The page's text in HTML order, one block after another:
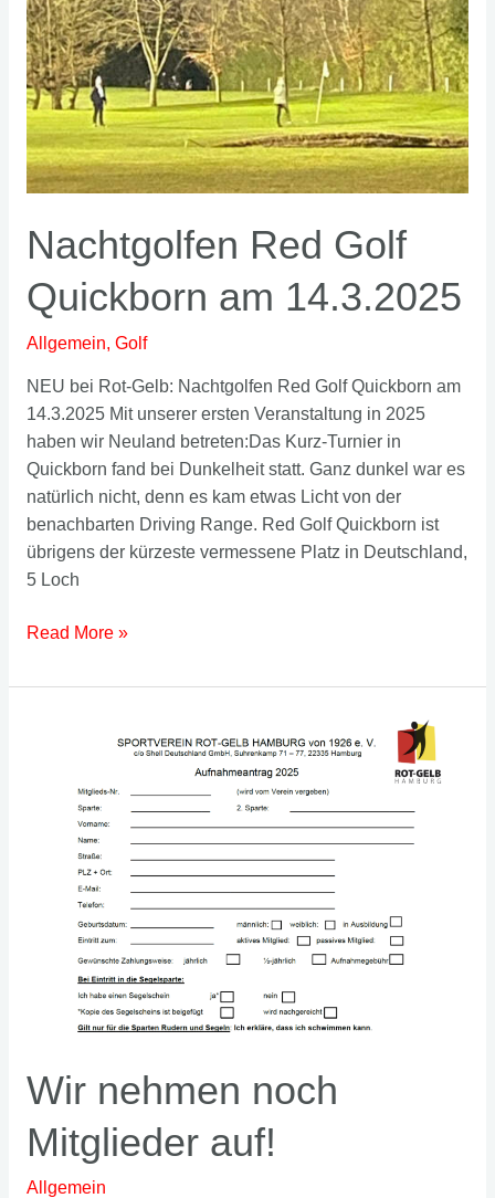
Nachtgolfen Red Golf
Quickborn am 14.3.2025
Allgemein, Golf
NEU bei Rot-Gelb: Nachtgolfen Red Golf Quickborn am
14.3.2025 Mit unserer ersten Veranstaltung in 2025
haben wir Neuland betreten:Das Kurz-Turnier in
Quickborn fand bei Dunkelheit statt. Ganz dunkel war es
natürlich nicht, denn es kam etwas Licht von der
benachbarten Driving Range. Red Golf Quickborn ist
übrigens der kürzeste vermessene Platz in Deutschland,
5 Loch
Nachtgolfen
Golf
Read More »
Wir nehmen noch
Mitglieder auf!
Allgemein